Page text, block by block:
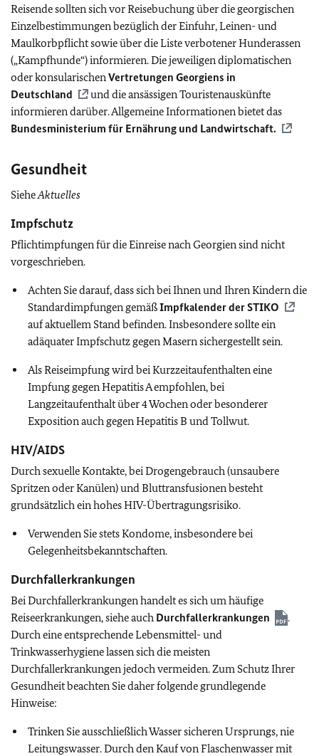
Reisende sollten sich vor Reisebuchung über die georgischen
Einzelbestimmungen bezüglich der Einfuhr, Leinen- und
Maulkorbpflicht sowie über die Liste verbotener Hunderassen
(„Kampfhunde“) informieren. Die jeweiligen diplomatischen
oder konsularischenVertretungen Georgiens in
Deutschland
und die ansässigen Touristenauskünfte
informieren darüber. Allgemeine Informationen bietet das
Bundesministerium für Ernährung und Landwirtschaft.
Gesundheit
SieheAktuelles
Impfschutz
Pflichtimpfungen für die Einreise nach Georgien sind nicht
vorgeschrieben.
Achten Sie darauf, dass sich bei Ihnen und Ihren Kindern die
Standardimpfungen gemäßImpfkalender derSTIKO
auf aktuellem Stand befinden. Insbesondere sollte ein
adäquater Impfschutz gegen Masern sichergestellt sein.
Als Reiseimpfung wird bei Kurzzeitaufenthalten eine
Impfung gegen Hepatitis A empfohlen, bei
Langzeitaufenthalt über 4 Wochen oder besonderer
Exposition auch gegen Hepatitis B und Tollwut.
HIV/AIDS
Durch sexuelle Kontakte, bei Drogengebrauch (unsaubere
Spritzen oder Kanülen) und Bluttransfusionen besteht
grundsätzlich ein hohes HIV-Übertragungsrisiko.
Verwenden Sie stets Kondome, insbesondere bei
Gelegenheitsbekanntschaften.
Durchfallerkrankungen
Bei Durchfallerkrankungen handelt es sich um häufige
Reiseerkrankungen, siehe auch Durchfallerkrankungen
.
Durch eine entsprechende Lebensmittel- und
Trinkwasserhygiene lassen sich die meisten
Durchfallerkrankungen jedoch vermeiden. Zum Schutz Ihrer
Gesundheit beachten Sie daher folgende grundlegende
Hinweise:
Trinken Sie ausschließlich Wasser sicheren Ursprungs, nie
Leitungswasser. Durch den Kauf von Flaschenwasser mit